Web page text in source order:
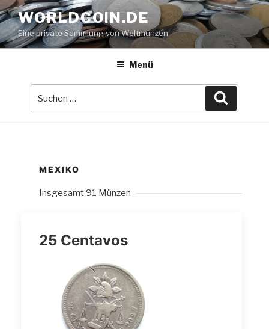
Zum
Inhalt
springen
WORLDCOIN.DE
Eine private Sammlung von Weltmünzen
Menü
MEXIKO
Insgesamt 91 Münzen
25 Centavos